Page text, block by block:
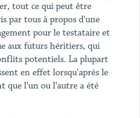
tout ce qui peut être
par tous à propos d'une
pour le testataire et
aux futurs héritiers, qui
potentiels. La plupart
en effet lorsqu'après le
que l'un ou l'autre a été